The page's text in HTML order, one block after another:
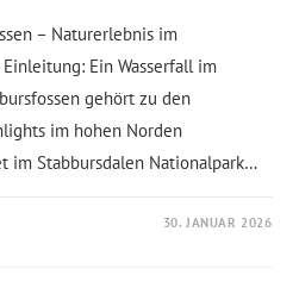
– Naturerlebnis im
Ein Wasserfall im
gehört zu den
im hohen Norden
im Stabbursdalen Nationalpark…
30. JANUAR 2026